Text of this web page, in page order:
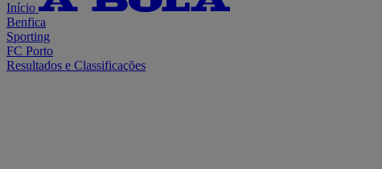
Início
Benfica
Sporting
FC Porto
Resultados e Classificações